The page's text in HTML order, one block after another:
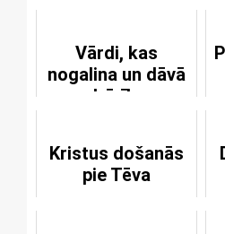
Vārdi, kas
nogalina un dāvā
dzīvību
Kristus došanās
pie Tēva